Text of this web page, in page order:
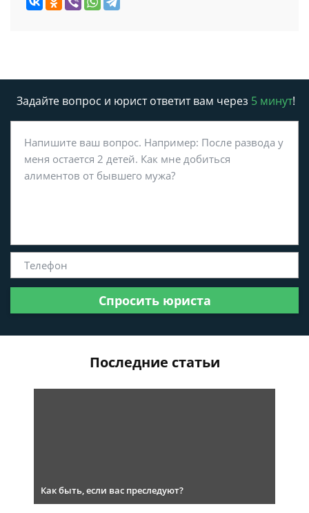
Задайте вопрос и юрист ответит вам через 5 минут!
Спросить юриста
Последние статьи
Как быть, если вас преследуют?